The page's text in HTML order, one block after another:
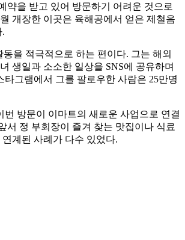
약을 받고 있어 방문하기 어려운 것으로
개장한 이곳은 육해공에서 얻은 제철음
.
동을 적극적으로 하는 편이다. 그는 해외
생일과 소소한 일상을 SNS에 공유하며
타그램에서 그를 팔로우한 사람은 25만명
번 방문이 이마트의 새로운 사업으로 연결
서 정 부회장이 즐겨 찾는 맛집이나 식료
계된 사례가 다수 있었다.